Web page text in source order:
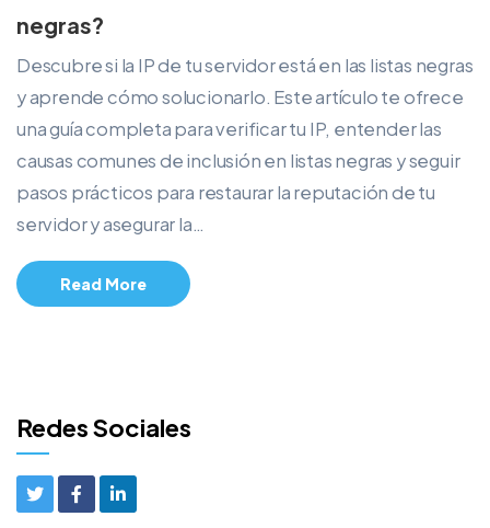
negras?
Descubre si la IP de tu servidor está en las listas negras
y aprende cómo solucionarlo. Este artículo te ofrece
una guía completa para verificar tu IP, entender las
causas comunes de inclusión en listas negras y seguir
pasos prácticos para restaurar la reputación de tu
servidor y asegurar la…
Read More
Redes Sociales